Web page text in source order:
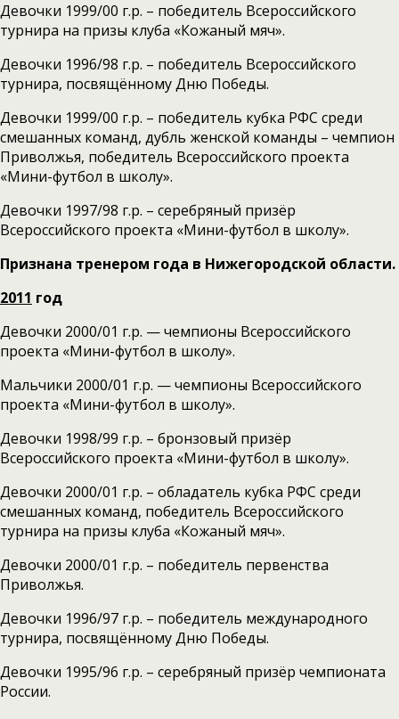
Девочки 1999/00 г.р. – победитель Всероссийского
турнира на призы клуба «Кожаный мяч».
Девочки 1996/98 г.р. – победитель Всероссийского
турнира, посвящённому Дню Победы.
Девочки 1999/00 г.р. – победитель кубка РФС среди
смешанных команд, дубль женской команды – чемпион
Приволжья, победитель Всероссийского проекта
«Мини-футбол в школу».
Девочки 1997/98 г.р. – серебряный призёр
Всероссийского проекта «Мини-футбол в школу».
Признана тренером года в Нижегородской области.
2011 год
Девочки 2000/01 г.р. — чемпионы Всероссийского
проекта «Мини-футбол в школу».
Мальчики 2000/01 г.р. — чемпионы Всероссийского
проекта «Мини-футбол в школу».
Девочки 1998/99 г.р. – бронзовый призёр
Всероссийского проекта «Мини-футбол в школу».
Девочки 2000/01 г.р. – обладатель кубка РФС среди
смешанных команд, победитель Всероссийского
турнира на призы клуба «Кожаный мяч».
Девочки 2000/01 г.р. – победитель первенства
Приволжья.
Девочки 1996/97 г.р. – победитель международного
турнира, посвящённому Дню Победы.
Девочки 1995/96 г.р. – серебряный призёр чемпионата
России.